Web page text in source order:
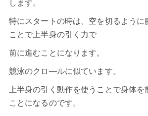
します。
特にスタートの時は、空を切るように
ことで上半身の引く力で
前に進むことになります。
競泳のクロ―ルに似ています。
上半身の引く動作を使うことで身体を
ことになるのです。